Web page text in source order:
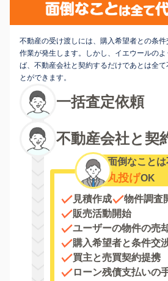
不動産の受け渡しには、購入希望者との条
作業が発生します。しかし、イエウールの
ば、不動産会社と契約するだけであとは全
とができます。
一括査定依頼
不動産会社と契
面倒なこと
丸投げOK
見積作成
物件調査
販売活動開始
ユーザーの物件の売
購入希望者と条件交
買主と売買契約提携
ローン残債支払いの